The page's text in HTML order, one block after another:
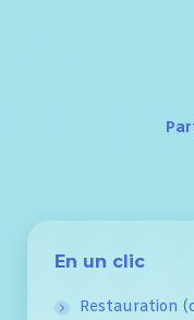
En un clic
Restauration